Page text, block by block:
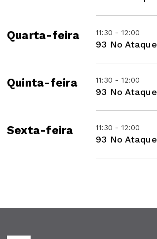
Quarta-feira 11:30 - 12:00
93 No Ataque
Quinta-feira 11:30 - 12:00
93 No Ataque
Sexta-feira 11:30 - 12:00
93 No Ataque